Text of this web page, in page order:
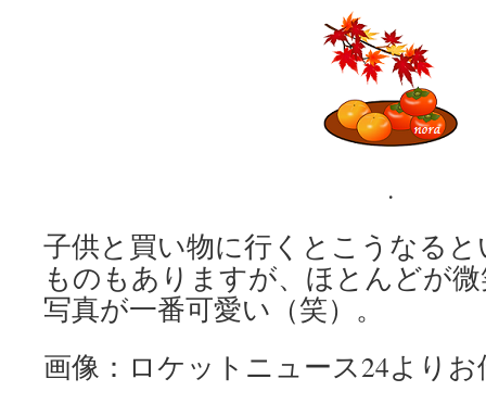
.
子供と買い物に行くとこうなる
ものもありますが、ほとんどが
写真が一番可愛い（笑）。
画像：ロケットニュース24より